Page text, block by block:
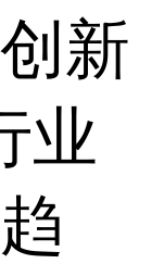
新
业